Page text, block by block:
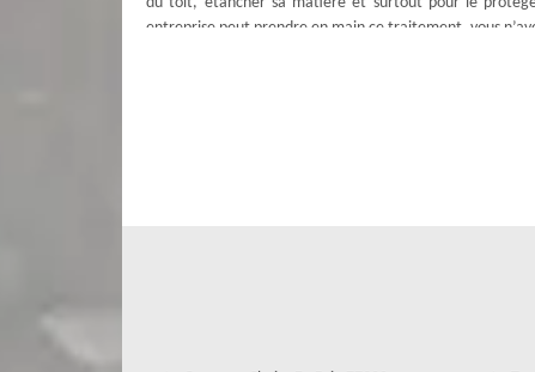
entreprise peut prendre en main ce traitement, vous